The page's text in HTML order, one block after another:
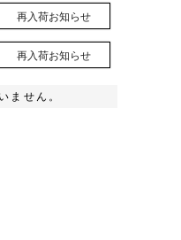
再入荷お知らせ
再入荷お知らせ
ません。